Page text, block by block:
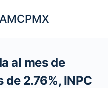
AMCPMX
al mes de
2.76%, INPC